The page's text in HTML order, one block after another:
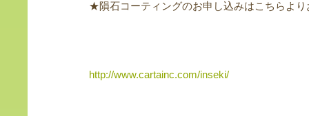
★隕石コーティングのお申し込みはこちらより
http://www.cartainc.com/inseki/